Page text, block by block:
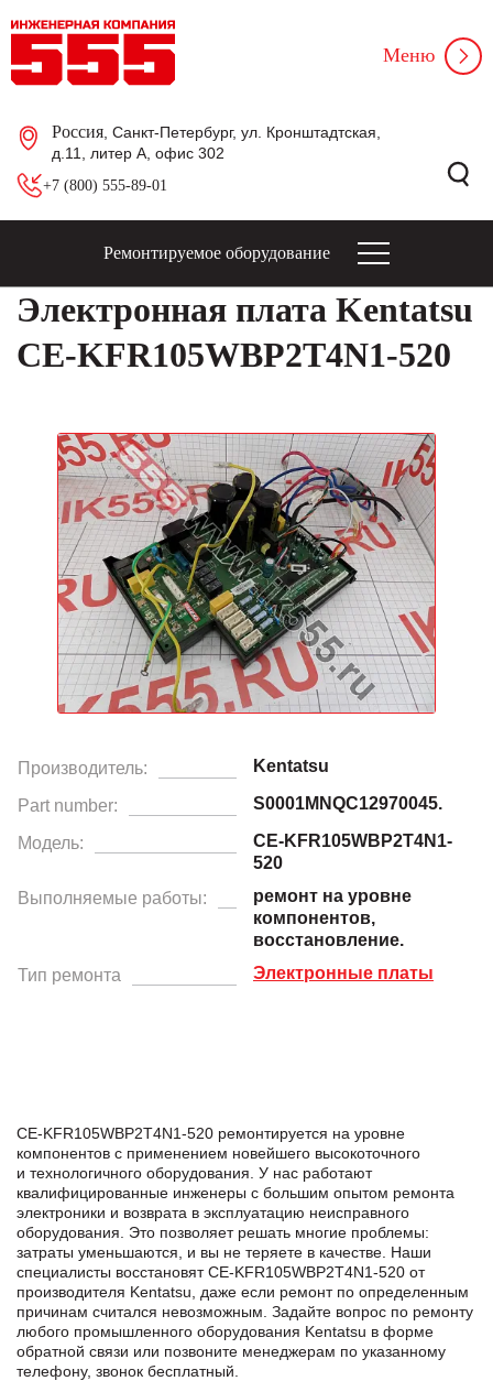
Россия , Санкт-Петербург, ул. Кронштадтская,
д.11, литер А, офис 302
+7 (800) 555-89-01
Меню
Ремонтируемое оборудование
Электронная плата Kentatsu
CE-KFR105WBP2T4N1-520
Производитель: Kentatsu
Part number: S0001MNQC12970045.
Модель:
CE-KFR105WBP2T4N1-
520
Выполняемые работы:
ремонт на уровне
компонентов,
восстановление.
Тип ремонта
Электронные платы
CE-KFR105WBP2T4N1-520 ремонтируется на уровне
компонентов с применением новейшего высокоточного
и технологичного оборудования. У нас работают
квалифицированные инженеры с большим опытом ремонта
электроники и возврата в эксплуатацию неисправного
оборудования. Это позволяет решать многие проблемы:
затраты уменьшаются, и вы не теряете в качестве. Наши
специалисты восстановят CE-KFR105WBP2T4N1-520 от
производителя Kentatsu, даже если ремонт по определенным
причинам считался невозможным. Задайте вопрос по ремонту
любого промышленного оборудования Kentatsu в формe
обратной связи или позвоните менеджерам по указанному
телефону, звонок бесплатный.